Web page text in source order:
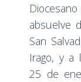
absuelve
San
Irago, y a
25 de